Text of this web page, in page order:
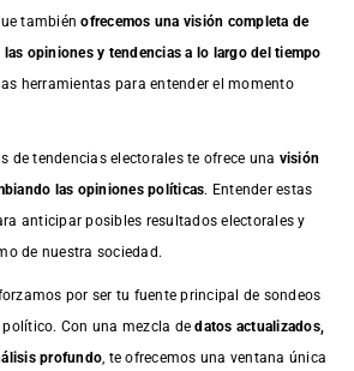
tambiénofrecemos una visión completa de
opiniones y tendencias a lo largo del tiempo
herramientas para entender el momento
de tendencias electorales te ofrece una visión
las opiniones políticas. Entender estas
anticipar posibles resultados electorales y
de nuestra sociedad.
por ser tu fuente principal de sondeos
Con una mezcla dedatos actualizados,
profundo , te ofrecemos una ventana única